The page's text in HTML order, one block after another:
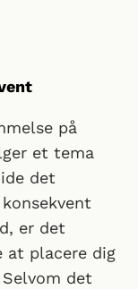
på
et tema
det
er det
at placere dig
det